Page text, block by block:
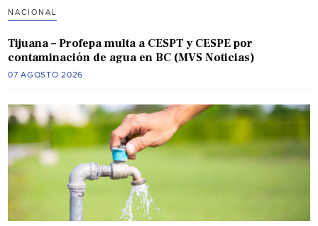
NACIONAL
Tijuana – Profepa multa a CESPT y CESPE por
contaminación de agua en BC (MVS Noticias)
07 AGOSTO 2026